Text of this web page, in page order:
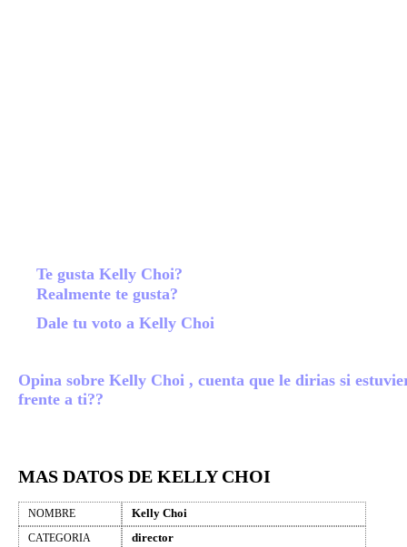
Te gusta Kelly Choi?
Realmente te gusta?
Dale tu voto a Kelly Choi
Opina sobre Kelly Choi , cuenta que le dirias si
frente a ti??
MAS DATOS DE KELLY CHOI
NOMBRE Kelly Choi
CATEGORIA director